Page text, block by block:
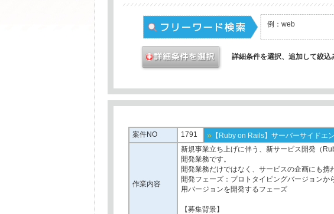
詳細条件を選択、追加して絞込
案件NO 1791 » 【Ruby on Rails】サーバーサイドエ
作業内容
新規事業立ち上げに伴う、新サービス開発（
開発業務です。
開発業務だけではなく、サービスの企画にも携
開発フェーズ：プロトタイピングバージョン
用バージョンを開発するフェーズ
【募集背景】